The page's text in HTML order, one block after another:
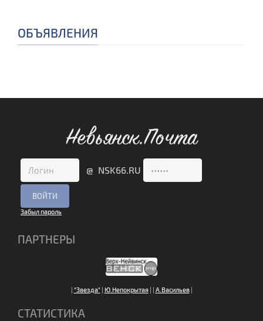
ОБЪЯВЛЕНИЯ
Невьянск.Почта
@ NSK66.RU
Забыл пароль
ПАРТНЕРЫ
| "Звезда"| Ю.Непокрытая| | А.Васильев|
СТАТИСТИКА